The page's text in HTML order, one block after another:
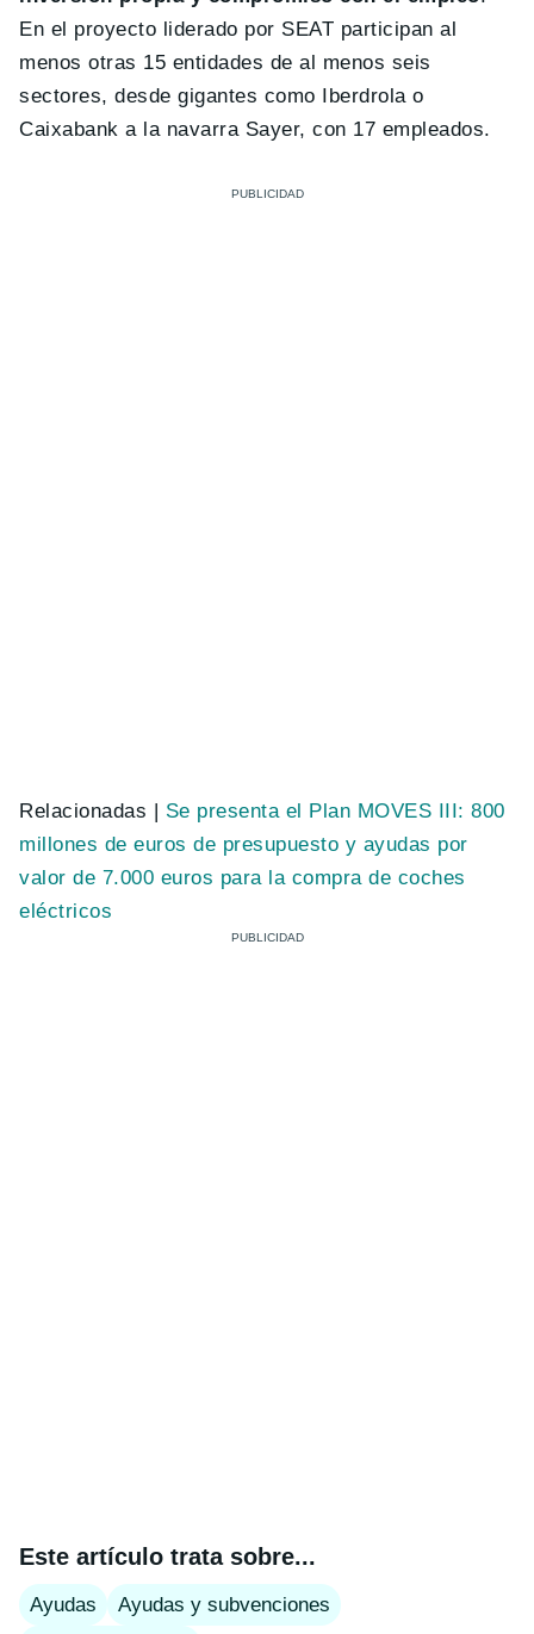
En el proyecto liderado por SEAT participan al
menos otras 15 entidades de al menos seis
sectores, desde gigantes como Iberdrola o
Caixabank a la navarra Sayer, con 17 empleados.
Relacionadas | Se presenta el Plan MOVES III: 800
millones de euros de presupuesto y ayudas por
valor de 7.000 euros para la compra de coches
eléctricos
Este artículo trata sobre...
Ayudas
Ayudas y subvenciones